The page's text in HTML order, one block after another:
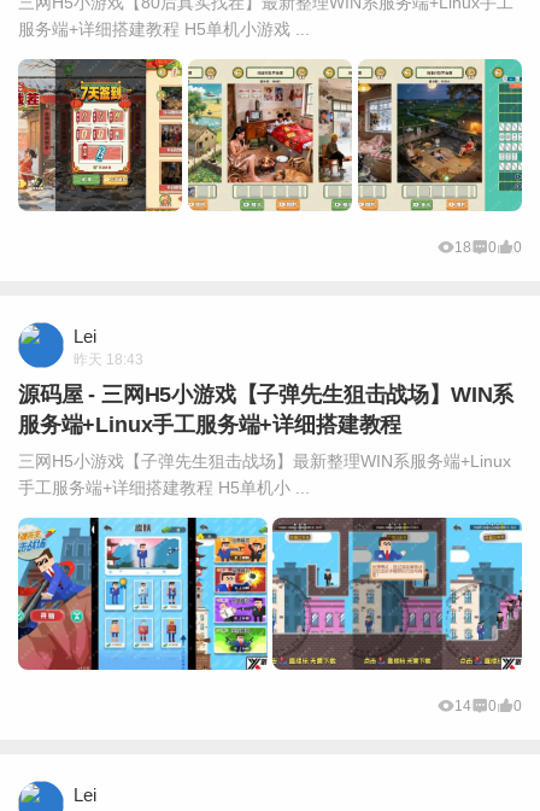
服务端+详细搭建教程 H5单机小游戏 ...
18 0 0
Lei
昨天 18:43
源码屋 - 三网H5小游戏【子弹先生狙击战场】WIN系
服务端+Linux手工服务端+详细搭建教程
三网H5小游戏【子弹先生狙击战场】最新整理WIN系服务端+Linux
手工服务端+详细搭建教程 H5单机小 ...
14 0 0
Lei